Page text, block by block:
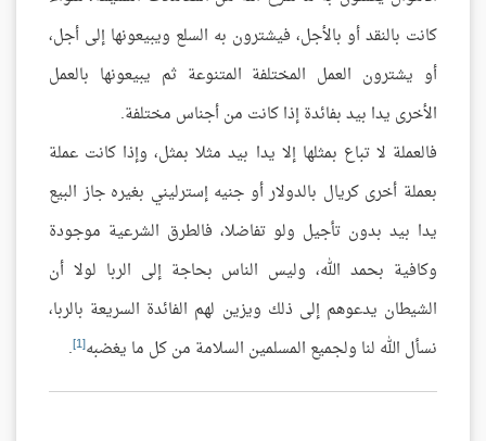
كانت بالنقد أو بالأجل، فيشترون به السلع ويبيعونها إلى أجل،
أو يشترون العمل المختلفة المتنوعة ثم يبيعونها بالعمل
الأخرى يدا بيد بفائدة إذا كانت من أجناس مختلفة.
فالعملة لا تباع بمثلها إلا يدا بيد مثلا بمثل، وإذا كانت عملة
بعملة أخرى كريال بالدولار أو جنيه إسترليني بغيره جاز البيع
يدا بيد بدون تأجيل ولو تفاضلا، فالطرق الشرعية موجودة
وكافية بحمد الله، وليس الناس بحاجة إلى الربا لولا أن
الشيطان يدعوهم إلى ذلك ويزين لهم الفائدة السريعة بالربا،
نسأل الله لنا ولجميع المسلمين السلامة من كل ما يغضبه[1]
.